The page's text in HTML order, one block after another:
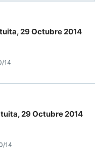
29 Octubre 2014
14
29 Octubre 2014
14